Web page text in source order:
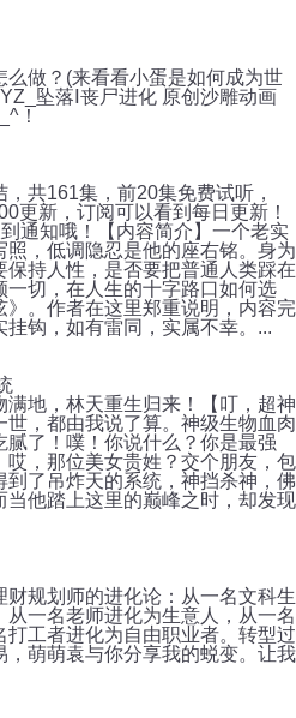
做？(来看看小蛋是如何成为世
坠落Ⅰ丧尸进化 原创沙雕动画
！
，共161集，前20集免费试听，
更新，订阅可以看到每日更新！
通知哦！【内容简介】一个老实
，低调隐忍是他的座右铭。身为
持人性，是否要把普通人类踩在
一切，在人生的十字路口如何选
。作者在这里郑重说明，内容完
钩，如有雷同，实属不幸。...
地，林天重生归来！【叮，超神
，都由我说了算。神级生物血肉
了！噗！你说什么？你是最强
，那位美女贵姓？交个朋友，包
了吊炸天的系统，神挡杀神，佛
他踏上这里的巅峰之时，却发现
规划师的进化论：从一名文科生
一名老师进化为生意人，从一名
工者进化为自由职业者。转型过
萌萌袁与你分享我的蜕变。让我